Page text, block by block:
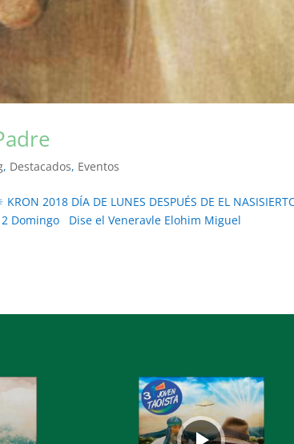
, Destacados, Eventos
2018 DÍA DE LUNES DESPUÉS DE EL
Domingo Dise el Veneravle Elohim Miguel
Reproductor
de
audio